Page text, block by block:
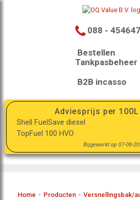
088 -
Bestellen
Tankpasbeheer
B2B incasso
Adviesprijs per 100L
Shell FuelSave diesel
TopFuel 100 HVO
Bijgewerkt op 07-08-
Home - Producten - Versnellingsbak/